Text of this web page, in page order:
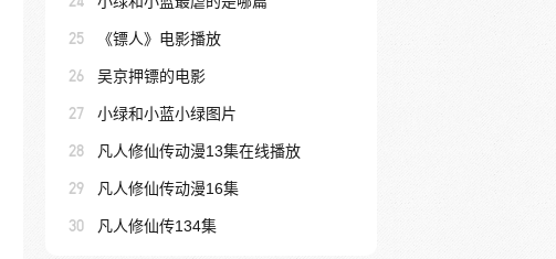
25 《镖人》电影播放
26 吴京押镖的电影
27 小绿和小蓝小绿图片
28 凡人修仙传动漫13集在线播放
29 凡人修仙传动漫16集
30 凡人修仙传134集